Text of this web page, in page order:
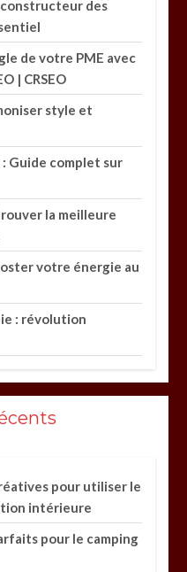
des
de votre PME avec
| CRSEO
style et
Guide complet sur
la meilleure
votre énergie au
: révolution
pour utiliser le
intérieure
pour le camping